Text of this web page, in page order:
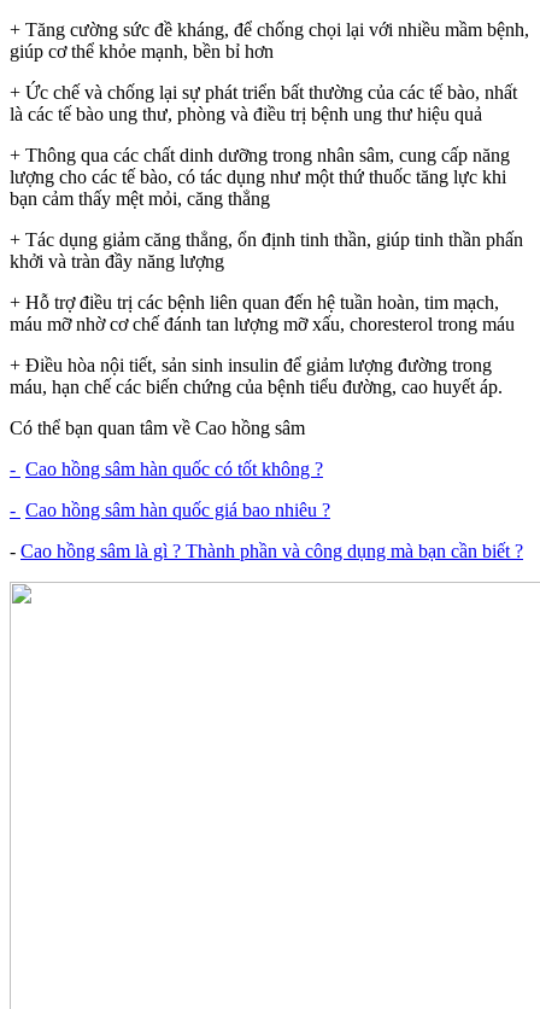
+ Tăng cường sức đề kháng, để chống chọi lại với nhiều mầm bệnh,
giúp cơ thể khỏe mạnh, bền bỉ hơn
+ Ức chế và chống lại sự phát triển bất thường của các tế bào, nhất
là các tế bào ung thư, phòng và điều trị bệnh ung thư hiệu quả
+ Thông qua các chất dinh dưỡng trong nhân sâm, cung cấp năng
lượng cho các tế bào, có tác dụng như một thứ thuốc tăng lực khi
bạn cảm thấy mệt mỏi, căng thẳng
+ Tác dụng giảm căng thẳng, ổn định tinh thần, giúp tinh thần phấn
khởi và tràn đầy năng lượng
+ Hỗ trợ điều trị các bệnh liên quan đến hệ tuần hoàn, tim mạch,
máu mỡ nhờ cơ chế đánh tan lượng mỡ xấu, choresterol trong máu
+ Điều hòa nội tiết, sản sinh insulin để giảm lượng đường trong
máu, hạn chế các biến chứng của bệnh tiểu đường, cao huyết áp.
Có thể bạn quan tâm về Cao hồng sâm
- Cao hồng sâm hàn quốc có tốt không ?
- Cao hồng sâm hàn quốc giá bao nhiêu ?
- Cao hồng sâm là gì ? Thành phần và công dụng mà bạn cần biết ?